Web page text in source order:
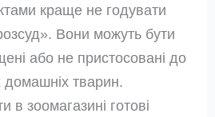
краще не годувати
Вони можуть бути
або не пристосовані до
тварин.
в зоомагазині готові